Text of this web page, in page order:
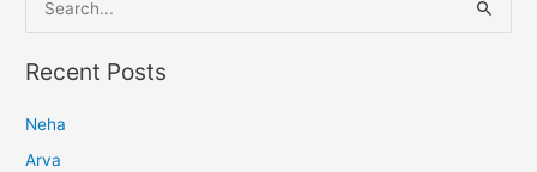
e
a
c
h
Recent Posts
Neha
Arva